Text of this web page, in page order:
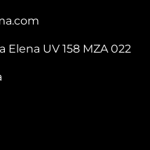
Elena UV 158 MZA 022